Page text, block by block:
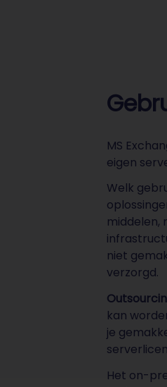
MS
eigen
Welk
middelen,
niet
verzorgd.
kan
je
Het on-